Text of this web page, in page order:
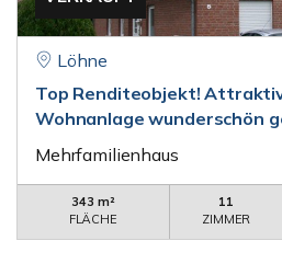
Löhne
Top Renditeobjekt!
Wohnanlage wunderschön
Mehrfamilienhaus
343 m²
FLÄCHE
11
ZIMMER